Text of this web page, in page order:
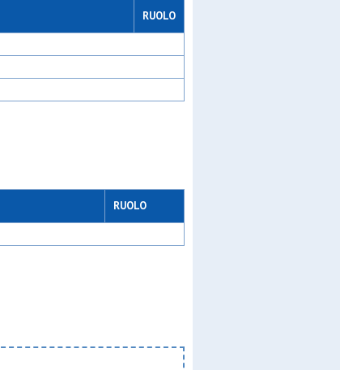
RUOLO
RUOLO